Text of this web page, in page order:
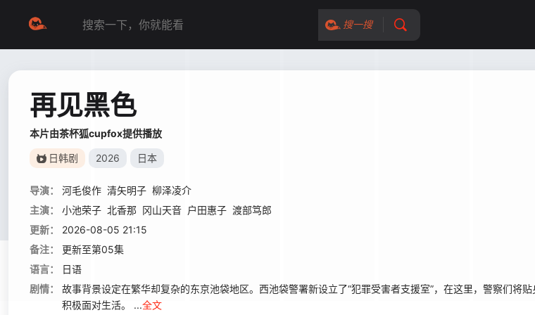
搜一搜
再见黑色
本片由茶杯狐cupfox提供播放
日韩剧 2026 日本
导演： 河毛俊作 清矢明子 柳泽凌介
主演：
小池荣子 北香那 冈山天音 户田惠子 渡部笃郎
更新：
2026-08-05 21:15
备注：
更新至第05集
语言：
日语
剧情：
故事背景设定在繁华却复杂的东京池袋地区。西池袋警署新设立了“犯罪受害者支援室”，在这里，警察们将
积极面对生活。 ...全文